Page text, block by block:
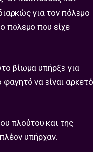
για τον πόλεμο
πόλεμο που είχε
βίωμα υπήρξε για
να είναι αρκετό
πλούτου και της
υπήρχαν.